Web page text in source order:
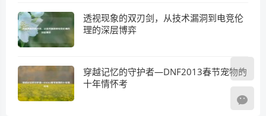
透视现象的双刃剑，从技术漏洞到电竞伦
理的深层博弈
穿越记忆的守护者—DNF2013春节宠物的
十年情怀考